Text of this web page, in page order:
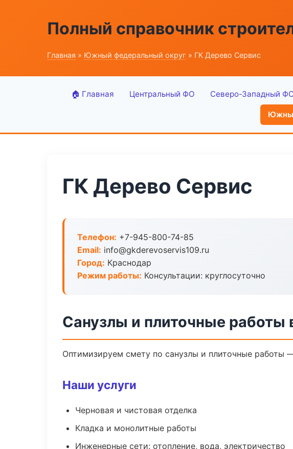
Полный справочник
Главная » Южный федеральный округ » ГК Дерево Сервис
🏠 Главная Центральный ФО Северо-Западный
ГК Дерево Сервис
Телефон: +7-945-800-74-85
Email: info@gkderevoservis109.ru
Город: Краснодар
Режим работы: Консультации: круглосуточно
Санузлы и плиточные работы
Оптимизируем смету по санузлы и плиточные работы
Наши услуги
Черновая и чистовая отделка
Кладка и монолитные работы
Инженерные сети: отопление, вода, электричество